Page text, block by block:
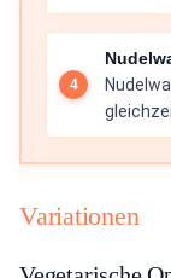
Variationen